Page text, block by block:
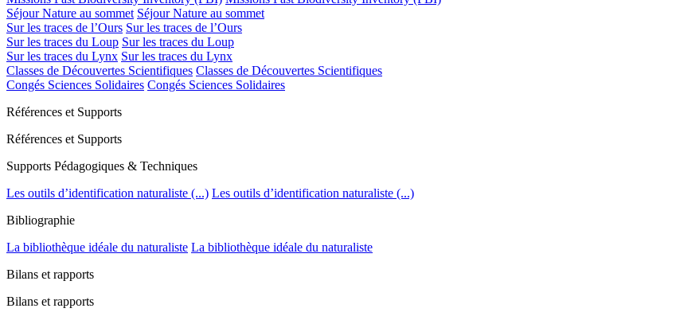
Séjour Nature au sommet Séjour Nature au sommet
Sur les traces de l’Ours Sur les traces de l’Ours
Sur les traces du Loup Sur les traces du Loup
Sur les traces du Lynx Sur les traces du Lynx
Classes de Découvertes Scientifiques Classes de Découvertes Scientifiques
Congés Sciences Solidaires Congés Sciences Solidaires
Références et Supports
Références et Supports
Supports Pédagogiques & Techniques
Les outils d’identification naturaliste (...) Les outils d’identification naturaliste (...)
Bibliographie
La bibliothèque idéale du naturaliste La bibliothèque idéale du naturaliste
Bilans et rapports
Bilans et rapports